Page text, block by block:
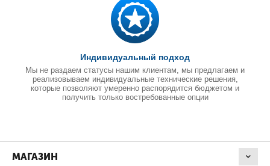
Индивидуальный подход
Мы не раздаем статусы нашим клиентам, мы предлагаем и
реализовываем индивидуальные технические решения,
которые позволяют умеренно распорядится бюджетом и
получить только востребованные опции
МАГАЗИН